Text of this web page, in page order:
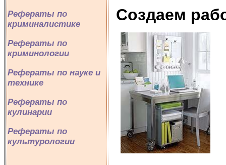
Рефераты по
криминалистике
Рефераты по
криминологии
Рефераты по науке и
технике
Рефераты по
кулинарии
Рефераты по
культурологии
Создаем